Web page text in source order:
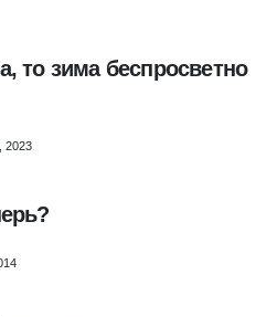
то зима беспросветно
2023